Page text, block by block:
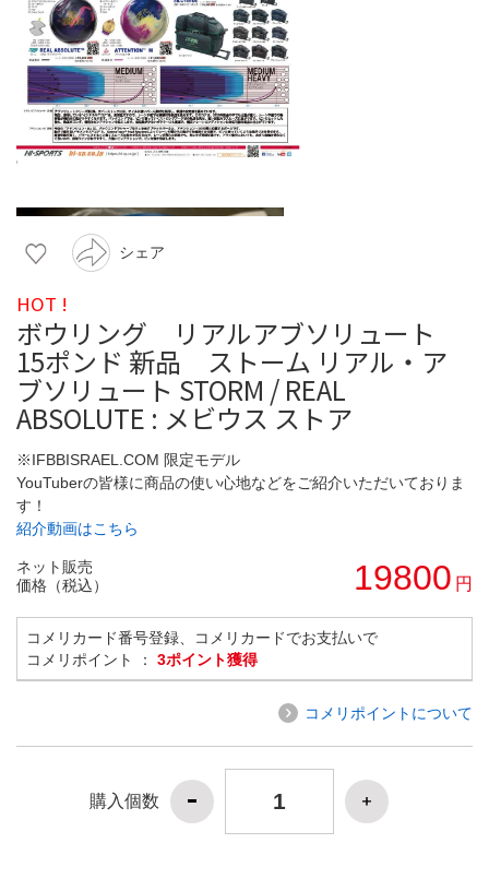
シェア
HOT !
ボウリング リアルアブソリュート
15ポンド 新品 ストーム リアル・ア
ブソリュート STORM / REAL
ABSOLUTE : メビウス ストア
※IFBBISRAEL.COM 限定モデル
YouTuberの皆様に商品の使い心地などをご紹介いただいておりま
す！
紹介動画はこちら
ネット販売
価格（税込）
19800 円
コメリカード番号登録、コメリカードでお支払いで
コメリポイント ： 3ポイント獲得
コメリポイントについて
購入個数